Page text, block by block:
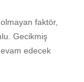
faktör,
Gecikmiş
edecek